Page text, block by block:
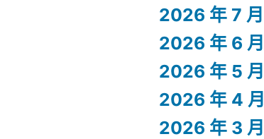
2026 年 7 月
2026 年 6 月
2026 年 5 月
2026 年 4 月
2026 年 3 月